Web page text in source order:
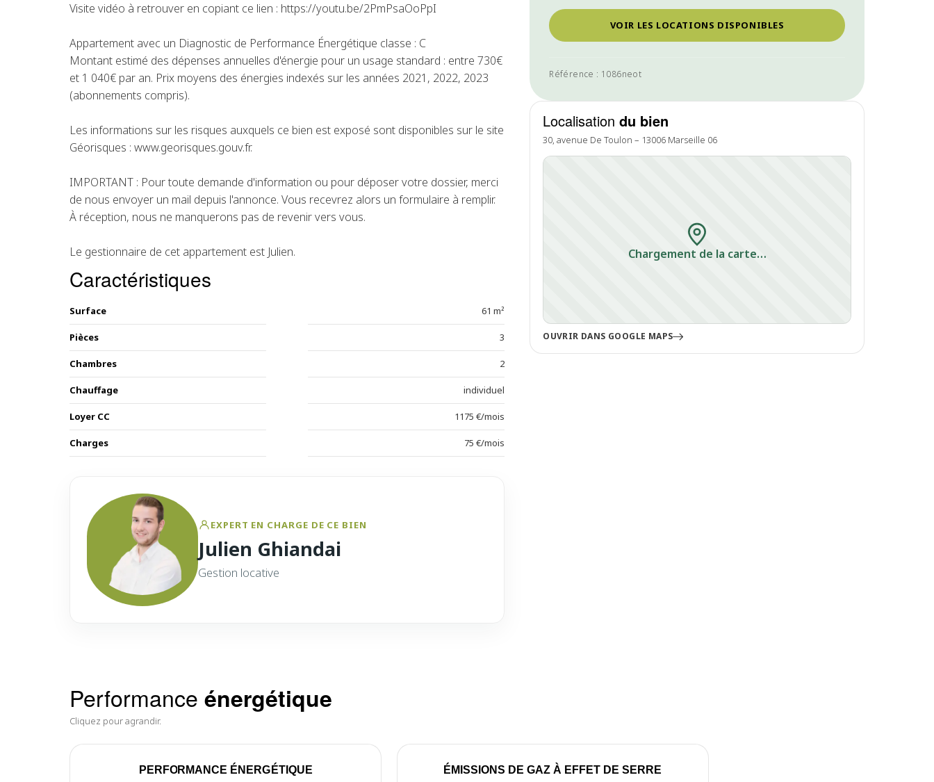
VOIR LES LOCATIONS DISPONIBLES
Référence : 1086neot
Localisationdu bien
30, avenue De Toulon – 13006 Marseille 06
Chargement de la carte…
OUVRIR DANS GOOGLE MAPS
Visite vidéo à retrouver en copiant ce lien : https://youtu.be/2PmPsaOoPpI
Appartement avec un Diagnostic de Performance Énergétique classe : C
Montant estimé des dépenses annuelles d'énergie pour un usage standard : entre 730€
et 1 040€ par an. Prix moyens des énergies indexés sur les années 2021, 2022, 2023
(abonnements compris).
Les informations sur les risques auxquels ce bien est exposé sont disponibles sur le site
Géorisques : www.georisques.gouv.fr.
IMPORTANT : Pour toute demande d'information ou pour déposer votre dossier, merci
de nous envoyer un mail depuis l'annonce. Vous recevrez alors un formulaire à remplir.
À réception, nous ne manquerons pas de revenir vers vous.
Le gestionnaire de cet appartement est Julien.
Caractéristiques
Surface 61 m²
Pièces 3
Chambres 2
Chauffage individuel
Loyer CC 1175 €/mois
Charges 75 €/mois
EXPERT EN CHARGE DE CE BIEN
Julien Ghiandai
Gestion locative
Performance énergétique
Cliquez pour agrandir.
PERFORMANCE ÉNERGÉTIQUE ÉMISSIONS DE GAZ À EFFET DE SERRE